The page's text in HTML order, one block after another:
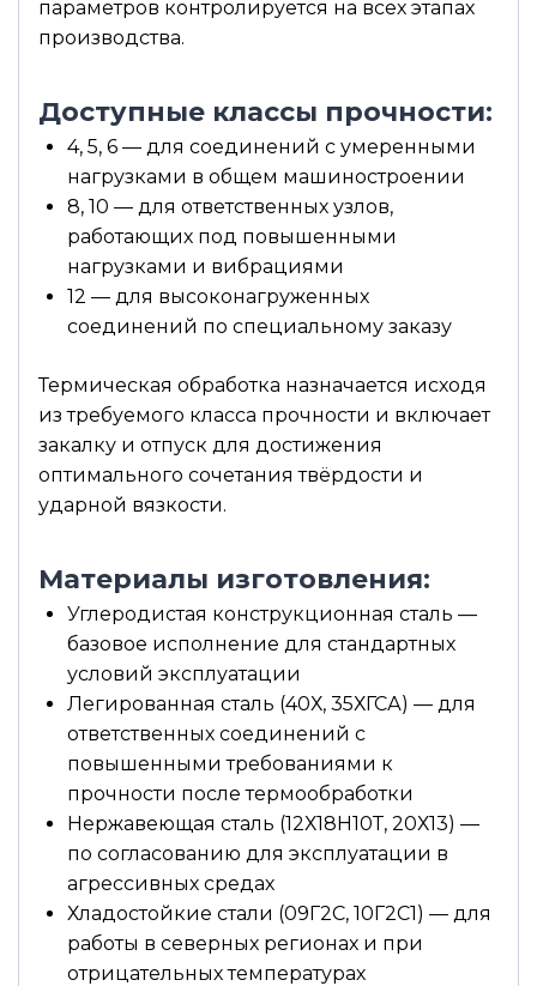
параметров контролируется на всех этапах
производства.
Доступные классы прочности:
4, 5, 6 — для соединений с умеренными
нагрузками в общем машиностроении
8, 10 — для ответственных узлов,
работающих под повышенными
нагрузками и вибрациями
12 — для высоконагруженных
соединений по специальному заказу
Термическая обработка назначается исходя
из требуемого класса прочности и включает
закалку и отпуск для достижения
оптимального сочетания твёрдости и
ударной вязкости.
Материалы изготовления:
Углеродистая конструкционная сталь —
базовое исполнение для стандартных
условий эксплуатации
Легированная сталь (40Х, 35ХГСА) — для
ответственных соединений с
повышенными требованиями к
прочности после термообработки
Нержавеющая сталь (12Х18Н10Т, 20Х13) —
по согласованию для эксплуатации в
агрессивных средах
Хладостойкие стали (09Г2С, 10Г2С1) — для
работы в северных регионах и при
отрицательных температурах